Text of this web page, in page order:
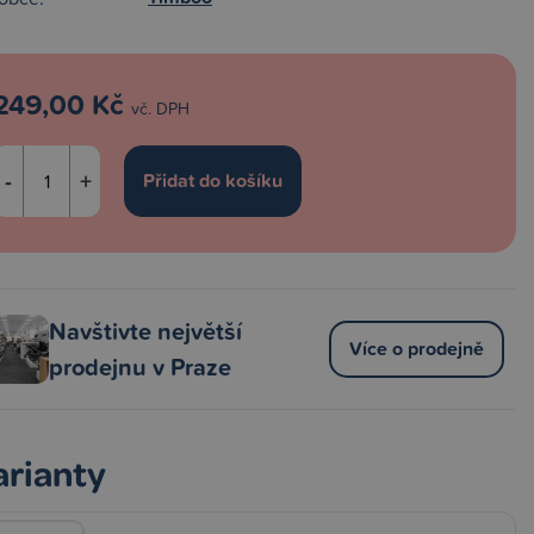
Kč vč. DPH
- +
Navštivte největší
prodejnu v Praze
Více o prodejně